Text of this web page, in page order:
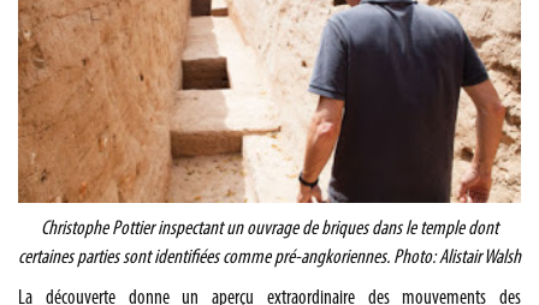
Christophe Pottier inspectant un ouvrage de briques dans le temple dont
certaines parties sont identifiées comme pré-angkoriennes. Photo: Alistair Walsh
La découverte donne un aperçu extraordinaire des mouvements des